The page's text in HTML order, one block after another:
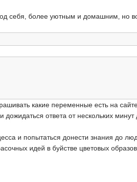
себя, более уютным и домашним, но
какие переменные есть на
ответа от нескольких минут
и попытаться донести знания до
идей в буйстве цветовых